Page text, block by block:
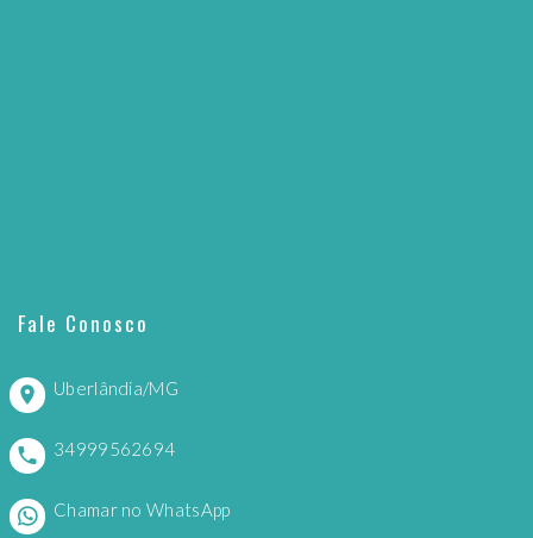
Fale Conosco
Uberlândia/MG
34999562694
Chamar no WhatsApp